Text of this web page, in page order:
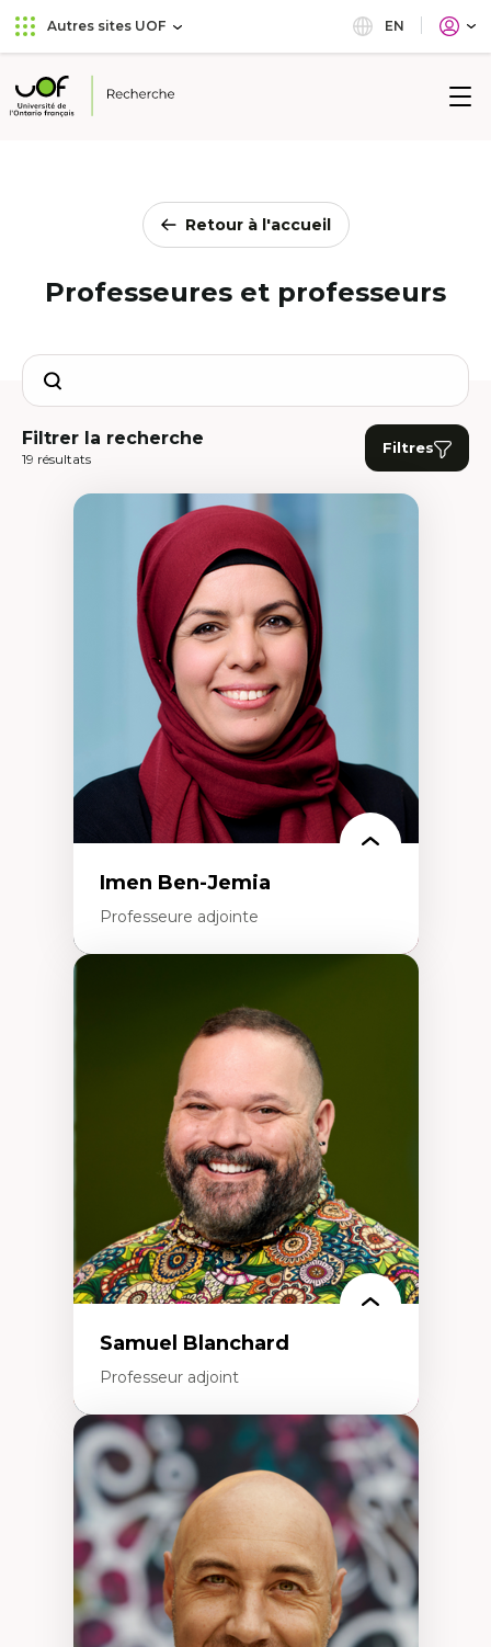
Aller
au
principal
Passer
au
Autres sites UOF EN
Université
Retour à l'accueil
Professeures et professeurs
Search
Filtrer la recherche
19 résultats
Filtres
Imen Ben-Jemia
Professeure adjointe
Discours sur la ville et représentations
Mosquées, formes et usages au Canada
Reconnaissance et représentations des
communautés immigrantes dans l'espace
Design architectural et urbain
Patrimoine et patrimonialisation
Études postcoloniales et décolonisation des
savoirs
Samuel Blanchard
Professeur adjoint
Expertises
Didactique des sciences – processus
d’enquête et culture scientifique
Éducation en milieu minoritaire –
construction identitaire et conscience
critique
Technologies éducatives – ludification et
programmation pédagogique
La langue dans toutes les matières –
environnement discursif et langage
scientifique